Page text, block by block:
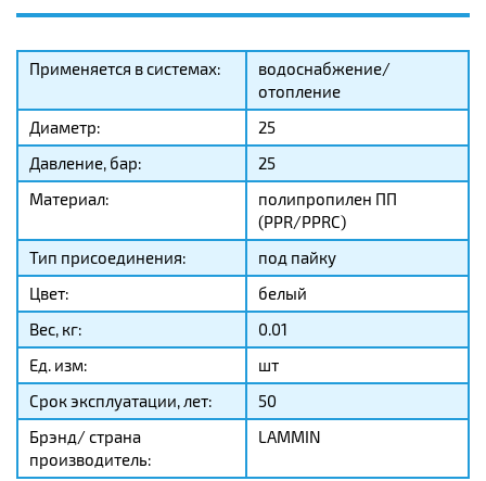
Применяется в системах:
водоснабжение/
отопление
Диаметр:
25
Давление, бар:
25
Материал:
полипропилен ПП
(PPR/PPRC)
Тип присоединения:
под пайку
Цвет:
белый
Вес, кг:
0.01
Ед. изм:
шт
Срок эксплуатации, лет:
50
Брэнд/ страна
производитель:
LAMMIN